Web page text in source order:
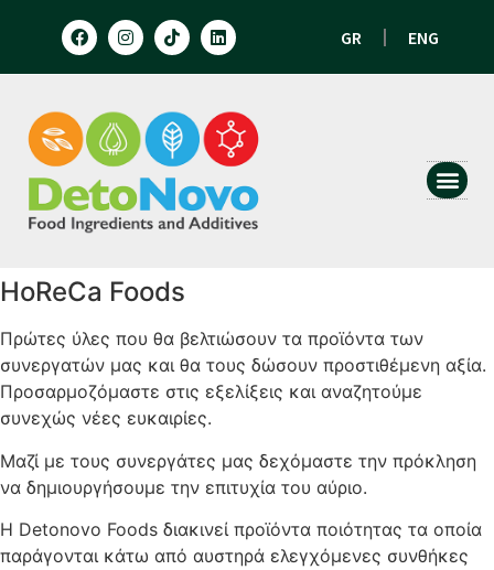
GR ENG
HoReCa Foods
Πρώτες ύλες που θα βελτιώσουν τα προϊόντα των
συνεργατών μας και θα τους δώσουν προστιθέμενη αξία.
Προσαρμοζόμαστε στις εξελίξεις και αναζητούμε
συνεχώς νέες ευκαιρίες.
Μαζί με τους συνεργάτες μας δεχόμαστε την πρόκληση
να δημιουργήσουμε την επιτυχία του αύριο.
H Detonovo Foods διακινεί προϊόντα ποιότητας τα οποία
παράγονται κάτω από αυστηρά ελεγχόμενες συνθήκες